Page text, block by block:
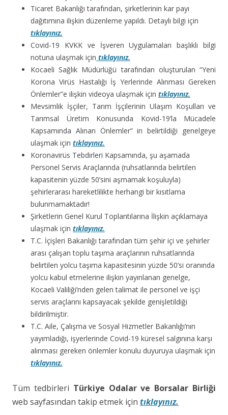
Ticaret Bakanlığı tarafından, şirketlerinin kar payı
dağıtımına ilişkin düzenleme yapıldı. Detaylı bilgi için
tıklayınız.
Covid-19 KVKK ve İşveren Uygulamaları başlıklı bilgi
notuna ulaşmak için tıklayınız.
Kocaeli Sağlık Müdürlüğü tarafından oluşturulan “Yeni
Korona Virüs Hastalığı İş Yerlerinde Alınması Gereken
Önlemler”e ilişkin videoya ulaşmak için tıklayınız.
Mevsimlik İşçiler, Tarım İşçilerinin Ulaşım Koşulları ve
Tarımsal Üretim Konusunda Kovid-19’la Mücadele
Kapsamında Alınan Önlemler” in belirtildiği genelgeye
ulaşmak için tıklayınız.
Koronavirüs Tebdirleri Kapsamında, şu aşamada
Personel Servis Araçlarında (ruhsatlarında belirtilen
kapasitenin yüzde 50’sini aşmamak koşuluyla)
şehirlerarası hareketlilikte herhangi bir kısıtlama
bulunmamaktadır!
Şirketlerin Genel Kurul Toplantılarına İlişkin açıklamaya
ulaşmak için tıklayınız.
T.C. İçişleri Bakanlığı tarafından tüm şehir içi ve şehirler
arası çalışan toplu taşıma araçlarının ruhsatlarında
belirtilen yolcu taşıma kapasitesinin yüzde 50’si oranında
yolcu kabul etmelerine ilişkin yayınlanan genelge,
Kocaeli Valiliği’nden gelen talimat ile personel ve işçi
servis araçlarını kapsayacak şekilde genişletildiği
bildirilmiştir.
T.C. Aile, Çalışma ve Sosyal Hizmetler Bakanlığı’nın
yayımladığı, işyerlerinde Covid-19 küresel salgınına karşı
alınması gereken önlemler konulu duyuruya ulaşmak için
tıklayınız.
Tüm tedbirleri Türkiye Odalar ve Borsalar Birliği
web sayfasından takip etmek için tıklayınız.